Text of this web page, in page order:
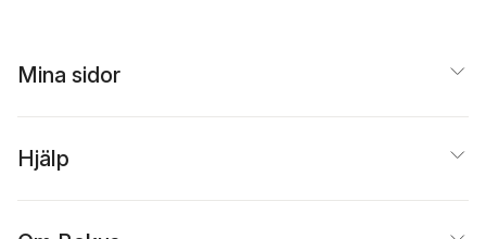
Mina sidor
Hjälp